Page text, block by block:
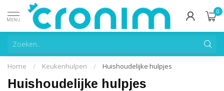
MENU
0
Home / Keukenhulpen / Huishoudelijke hulpjes
Huishoudelijke hulpjes